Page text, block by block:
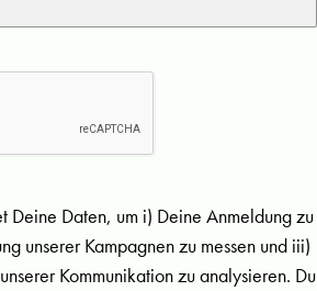
Deine Daten, um i) Deine Anmeldung zu
unserer Kampagnen zu messen und iii)
Kommunikation zu analysieren. Du